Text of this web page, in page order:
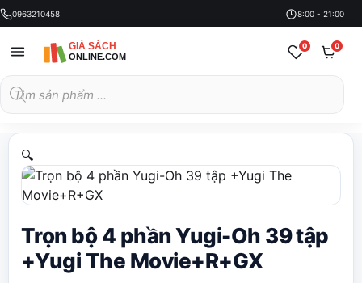
0963210458 8:00 - 21:00
kiếm
sản
0 0
🔍
Trọn bộ 4 phần Yugi-Oh 39 tập
+Yugi The Movie+R+GX